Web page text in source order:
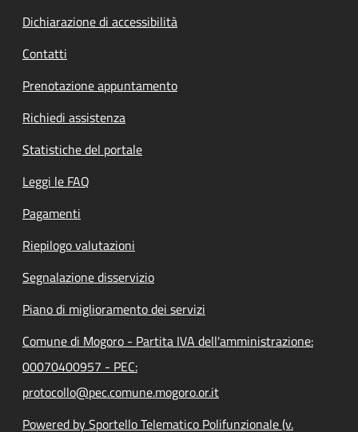
Dichiarazione di accessibilità
Contatti
Prenotazione appuntamento
Richiedi assistenza
Statistiche del portale
Leggi le FAQ
Pagamenti
Riepilogo valutazioni
Segnalazione disservizio
Piano di miglioramento dei servizi
Comune di Mogoro - Partita IVA dell'amministrazione:
00070400957 - PEC:
protocollo@pec.comune.mogoro.or.it
Powered by Sportello Telematico Polifunzionale (v.